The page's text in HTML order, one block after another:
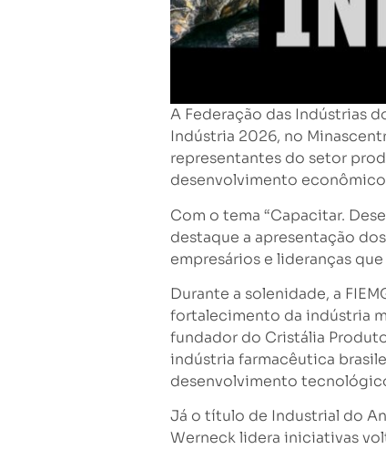
A Federação das Indústrias
Indústria 2026, no
representantes do setor
desenvolvimento econômico
Com o tema “Capacitar.
destaque a apresentação
empresários e lideranças
Durante a solenidade, a
fortalecimento da indústria
fundador do Cristália
indústria farmacêutica
desenvolvimento
Já o título de Industrial do
Werneck lidera iniciativas